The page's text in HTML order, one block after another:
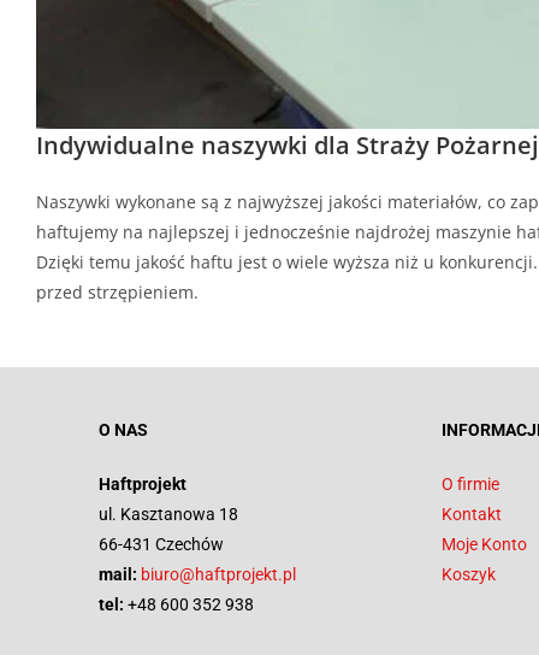
Indywidualne naszywki dla Straży
Naszywki wykonane są z najwyższej jakości materiałów, co
haftujemy na najlepszej i jednocześnie najdrożej maszynie
Dzięki temu jakość haftu jest o wiele wyższa niż u
przed strzępieniem.
O NAS
Haftprojekt
ul. Kasztanowa 18
66-431 Czechów
mail: biuro@haftprojekt.pl
tel: +48 600 352 938
O firmie
Kontakt
Moje Konto
Koszyk